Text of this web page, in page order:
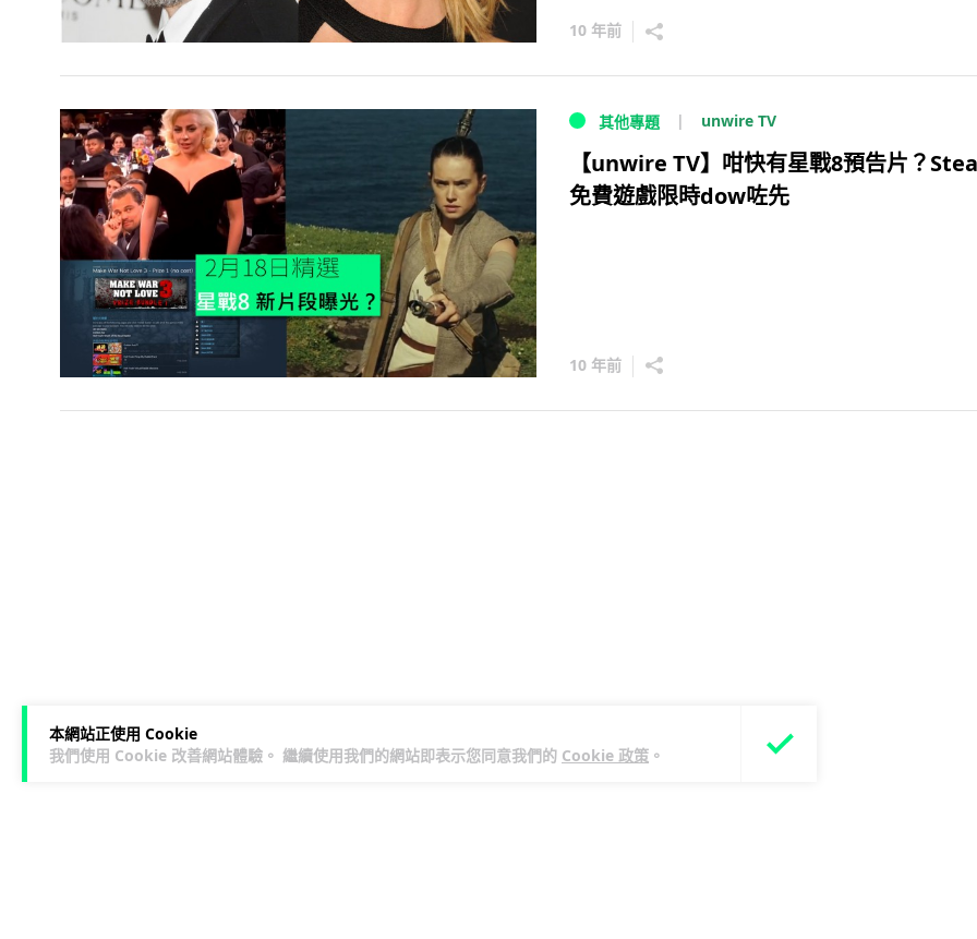
本網站正使用 Cookie
我們使用 Cookie 改善網站體驗。 繼續使用我們的網站即表示您同意我們的 Cookie 政策 。
10 年前
其他專題 unwire TV
【unwire TV】咁快有星戰8預告片？
免費遊戲限時dow咗先
10 年前